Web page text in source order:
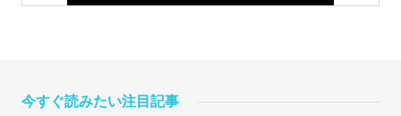
今すぐ読みたい注目記事